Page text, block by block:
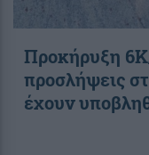
Προκήρυξη
προσλήψεις
έχουν